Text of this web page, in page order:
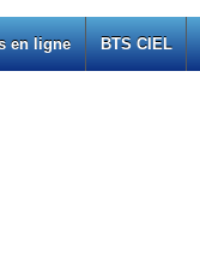
en ligne BTS CIEL